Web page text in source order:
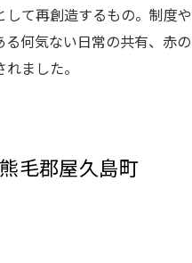
して再創造するもの。制度や
何気ない日常の共有、赤の
ました。
毛郡屋久島町